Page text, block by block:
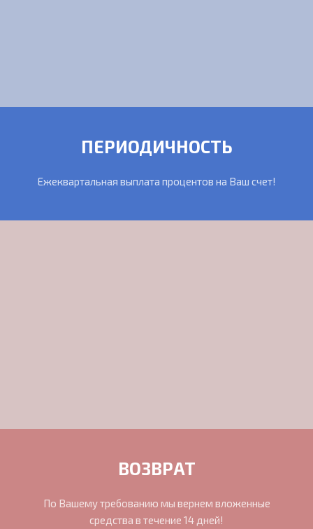
ПЕРИОДИЧНОСТЬ
Ежеквартальная выплата процентов на Ваш счет!
ВОЗВРАТ
По Вашему требованию мы вернем вложенные
средства в течение 14 дней!